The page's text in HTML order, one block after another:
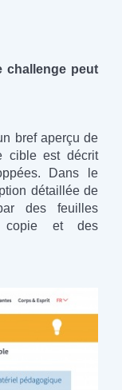
challenge peut
bref aperçu de
cible est décrit
Dans le
détaillée de
des feuilles
copie et des